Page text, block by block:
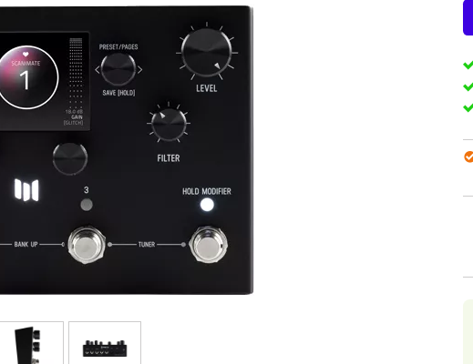
Batería y percusión
Niños
Bundle